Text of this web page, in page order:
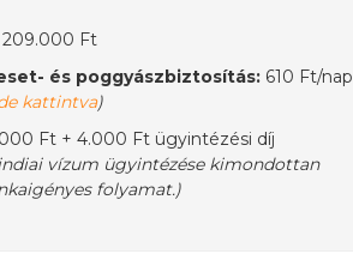
Ft
és poggyászbiztosítás:610 Ft/nap
kattintva)
Ft + 4.000 Ft ügyintézési díj
vízum ügyintézése kimondottan
folyamat.)